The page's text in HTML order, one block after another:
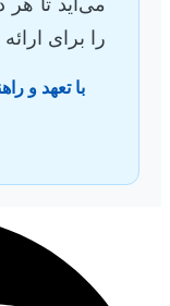
را برای
با تعهد و